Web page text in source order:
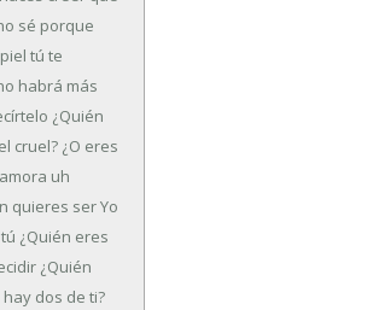
sé porque
tú te
habrá más
¿Quién
cruel? ¿O eres
uh
quieres serYo
¿Quién eres
¿Quién
hay dos de ti?